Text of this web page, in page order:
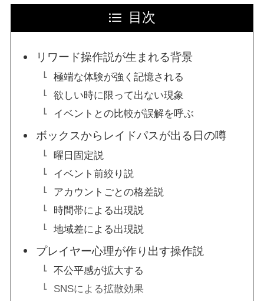
目次
リワード操作説が生まれる背景
極端な体験が強く記憶される
欲しい時に限って出ない現象
イベントとの比較が誤解を呼ぶ
ボックスからレイドパスが出る日の噂
曜日固定説
イベント前絞り説
アカウントごとの格差説
時間帯による出現説
地域差による出現説
プレイヤー心理が作り出す操作説
不公平感が拡大する
SNSによる拡散効果